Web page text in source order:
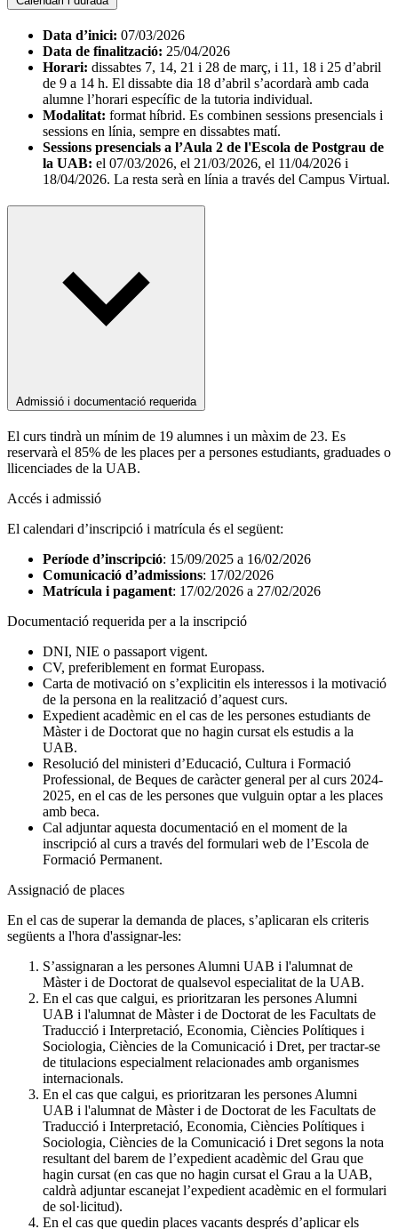
Data d’inici: 07/03/2026
Data de finalització: 25/04/2026
Horari: dissabtes 7, 14, 21 i 28 de març, i 11, 18 i 25 d’abril
de 9 a 14 h. El dissabte dia 18 d’abril s’acordarà amb cada
alumne l’horari específic de la tutoria individual.
Modalitat: format híbrid. Es combinen sessions presencials i
sessions en línia, sempre en dissabtes matí.
Sessions presencials a l’Aula 2 de l'Escola de Postgrau de
la UAB: el 07/03/2026, el 21/03/2026, el 11/04/2026 i
18/04/2026. La resta serà en línia a través del Campus Virtual.
Admissió i documentació requerida
El curs tindrà un mínim de 19 alumnes i un màxim de 23. Es
reservarà el 85% de les places per a persones estudiants, graduades o
llicenciades de la UAB.
Accés i admissió
El calendari d’inscripció i matrícula és el següent:
Període d’inscripció: 15/09/2025 a 16/02/2026
Comunicació d’admissions: 17/02/2026
Matrícula i pagament: 17/02/2026 a 27/02/2026
Documentació requerida per a la inscripció
DNI, NIE o passaport vigent.
CV, preferiblement en format Europass.
Carta de motivació on s’explicitin els interessos i la motivació
de la persona en la realització d’aquest curs.
Expedient acadèmic en el cas de les persones estudiants de
Màster i de Doctorat que no hagin cursat els estudis a la
UAB.
Resolució del ministeri d’Educació, Cultura i Formació
Professional, de Beques de caràcter general per al curs 2024-
2025, en el cas de les persones que vulguin optar a les places
amb beca.
Cal adjuntar aquesta documentació en el moment de la
inscripció al curs a través del formulari web de l’Escola de
Formació Permanent.
Assignació de places
En el cas de superar la demanda de places, s’aplicaran els criteris
següents a l'hora d'assignar-les:
S’assignaran a les persones Alumni UAB i l'alumnat de
Màster i de Doctorat de qualsevol especialitat de la UAB.
En el cas que calgui, es prioritzaran les persones Alumni
UAB i l'alumnat de Màster i de Doctorat de les Facultats de
Traducció i Interpretació, Economia, Ciències Polítiques i
Sociologia, Ciències de la Comunicació i Dret, per tractar-se
de titulacions especialment relacionades amb organismes
internacionals.
En el cas que calgui, es prioritzaran les persones Alumni
UAB i l'alumnat de Màster i de Doctorat de les Facultats de
Traducció i Interpretació, Economia, Ciències Polítiques i
Sociologia, Ciències de la Comunicació i Dret segons la nota
resultant del barem de l’expedient acadèmic del Grau que
hagin cursat (en cas que no hagin cursat el Grau a la UAB,
caldrà adjuntar escanejat l’expedient acadèmic en el formulari
de sol·licitud).
En el cas que quedin places vacants després d’aplicar els